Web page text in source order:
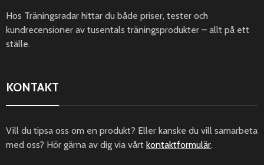
Hos Träningsradar hittar du både priser, tester och
kundrecensioner av tusentals träningsprodukter – allt på ett
ställe.
KONTAKT
Vill du tipsa oss om en produkt? Eller kanske du vill samarbeta
med oss? Hör gärna av dig via vårt kontaktformulär.